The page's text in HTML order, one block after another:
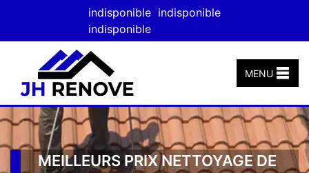
indisponible indisponible
indisponible
MENU
MEILLEURS PRIX NETTOYAGE DE